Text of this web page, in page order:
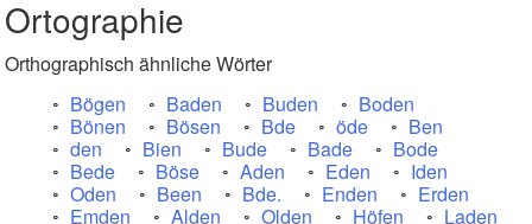
Ortographie
Orthographisch ähnliche Wörter
Bögen
Baden Buden
Boden
Bönen
Bösen Bde öde
Ben
den
Bien Bude Bade
Bode
Bede
Böse Aden Eden
Iden
Oden
Been Bde. Enden
Erden
Emden
Alden Olden Höfen
Laden